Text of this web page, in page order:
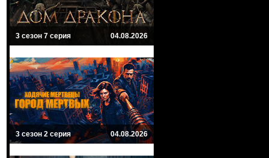
3 сезон 7 серия 04.08.2026
3 сезон 2 серия 04.08.2026